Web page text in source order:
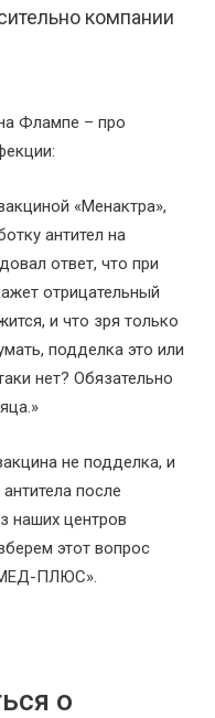
компании
Флампе – про
«Менактра»,
антител на
ответ, что при
отрицательный
и что зря только
подделка это или
нет? Обязательно
не подделка, и
после
наших центров
этот вопрос
МЕД-ПЛЮС».
о